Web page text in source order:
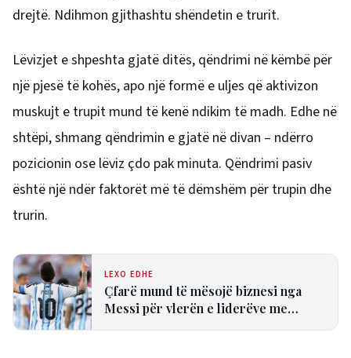
drejtë. Ndihmon gjithashtu shëndetin e trurit.
Lëvizjet e shpeshta gjatë ditës, qëndrimi në këmbë për
një pjesë të kohës, apo një formë e uljes që aktivizon
muskujt e trupit mund të kenë ndikim të madh. Edhe në
shtëpi, shmang qëndrimin e gjatë në divan – ndërro
pozicionin ose lëviz çdo pak minuta. Qëndrimi pasiv
është një ndër faktorët më të dëmshëm për trupin dhe
trurin.
LEXO EDHE
Çfarë mund të mësojë biznesi nga
Messi për vlerën e liderëve me